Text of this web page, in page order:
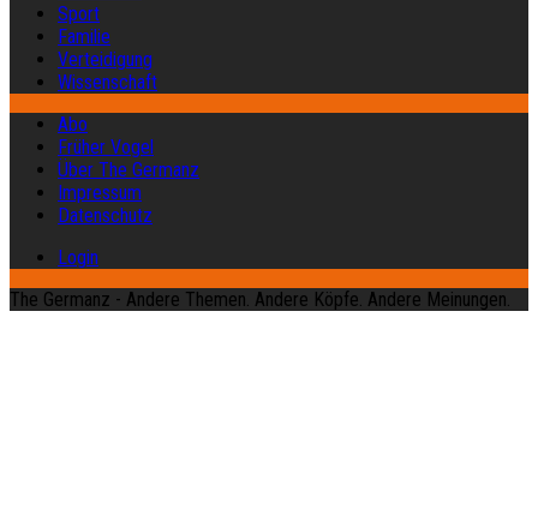
Sport
Familie
Verteidigung
Wissenschaft
Abo
Früher Vogel
Über The Germanz
Impressum
Datenschutz
Login
The Germanz - Andere Themen. Andere Köpfe. Andere Meinungen.